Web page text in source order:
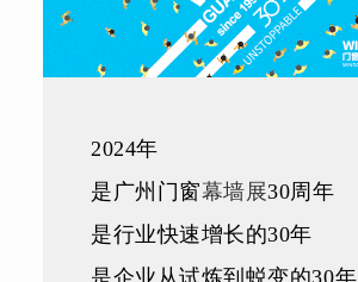
2024年
是广州门窗幕墙展30周年
是行业快速增长的30年
是企业从试炼到蜕变的30年